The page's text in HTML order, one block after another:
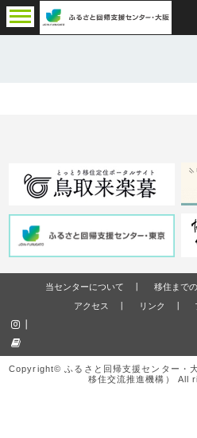
当センターについて 移住まで
アクセス
リンク
Copyright© ふるさと回帰支援センター・
移住交流推進機構） All